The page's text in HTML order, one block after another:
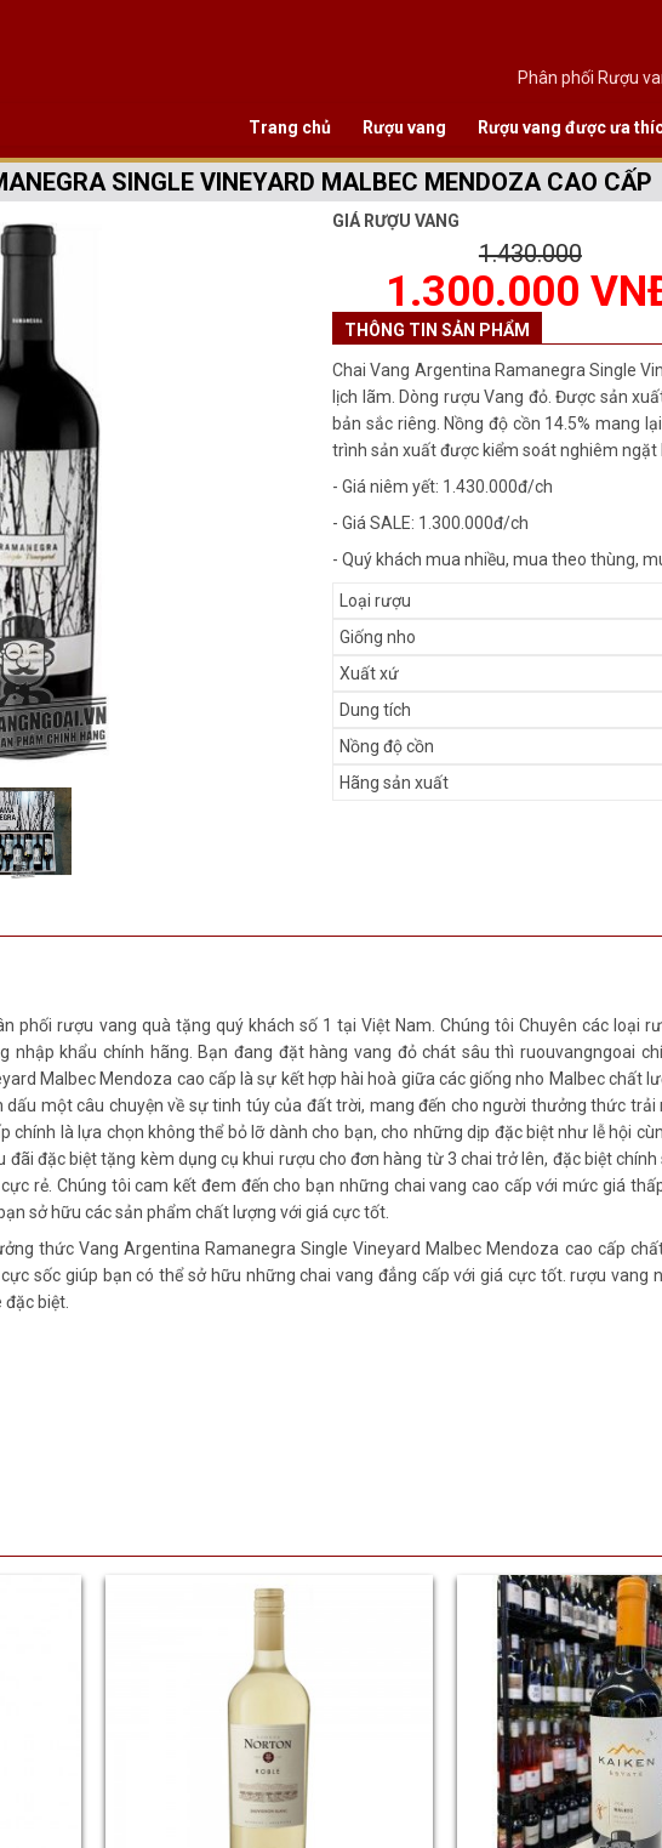
Phân phối Rượu
Trang chủ Rượu vang Rượu vang được ưa
SINGLE VINEYARD MALBEC MENDOZA CAO CẤP
GIÁ RƯỢU VANG
1.430.000
1.300.000
THÔNG TIN SẢN PHẨM
Chai Vang Argentina Ramanegra Single
lịch lãm. Dòng rượu Vang đỏ. Được sản
bản sắc riêng. Nồng độ cồn 14.5% mang
trình sản xuất được kiểm soát nghiêm ngặt
- Giá niêm yết: 1.430.000đ/ch
- Giá SALE: 1.300.000đ/ch
- Quý khách mua nhiều, mua theo thùng,
Loại rượu
Giống nho
Xuất xứ
Dung tích
Nồng độ cồn
Hãng sản xuất
phối rượu vang quà tặng quý khách số 1 tại Việt Nam. Chúng tôi Chuyên các loại
nhập khẩu chính hãng. Bạn đang đặt hàng vang đỏ chát sâu thì ruouvangngoai
Malbec Mendoza cao cấp là sự kết hợp hài hoà giữa các giống nho Malbec chất
dấu một câu chuyện về sự tinh túy của đất trời, mang đến cho người thưởng thức
chính là lựa chọn không thể bỏ lỡ dành cho bạn, cho những dịp đặc biệt như lễ hội
đãi đặc biệt tặng kèm dụng cụ khui rượu cho đơn hàng từ 3 chai trở lên, đặc biệt
rẻ. Chúng tôi cam kết đem đến cho bạn những chai vang cao cấp với mức giá
sở hữu các sản phẩm chất lượng với giá cực tốt.
thức Vang Argentina Ramanegra Single Vineyard Malbec Mendoza cao cấp
sốc giúp bạn có thể sở hữu những chai vang đẳng cấp với giá cực tốt. rượu
biệt.